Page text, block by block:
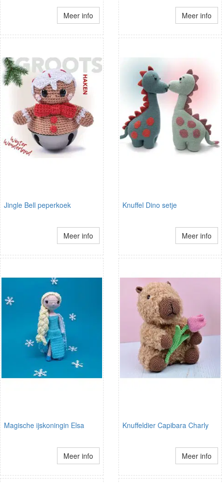
Meer info Meer info
Jingle Bell peperkoek
Meer info
Knuffel Dino setje
Meer info
Magische ijskoningin Elsa
Meer info
Knuffeldier Capibara Charly
Meer info